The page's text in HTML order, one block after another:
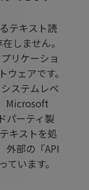
テキスト読
しません。
リケーショ
ェアです。
ステムレベ
Microsoft
パーティ製
キストを処
外部の「API
います。